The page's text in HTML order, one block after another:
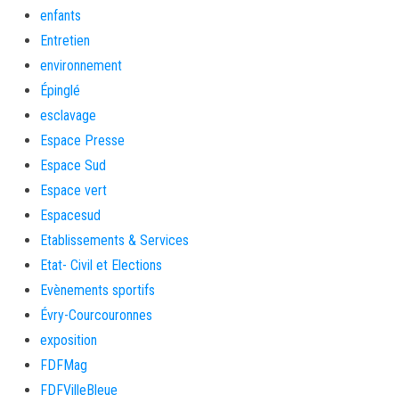
enfants
Entretien
environnement
Épinglé
esclavage
Espace Presse
Espace Sud
Espace vert
Espacesud
Etablissements & Services
Etat- Civil et Elections
Evènements sportifs
Évry-Courcouronnes
exposition
FDFMag
FDFVilleBleue